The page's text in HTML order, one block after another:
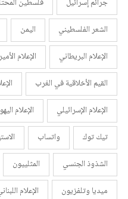
جرائم إسرائيل فلسطين
الشعر الفلسطيني
اليمن
الإعلام البريطاني
الإعلام
القيم الأخلاقية في الغرب
الإعلام الإسرائيلي
الإعلام
تيك توك
واتساب
الشذوذ الجنسي
المثلييون
ميديا وتلفزيون
الإعلام